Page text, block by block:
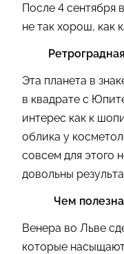
После 4 сентября
не так хорош, как
Эта планета в
в квадрате с
интерес как к
облика у
совсем для этого
довольны
Чем
Венера во Льве
которые